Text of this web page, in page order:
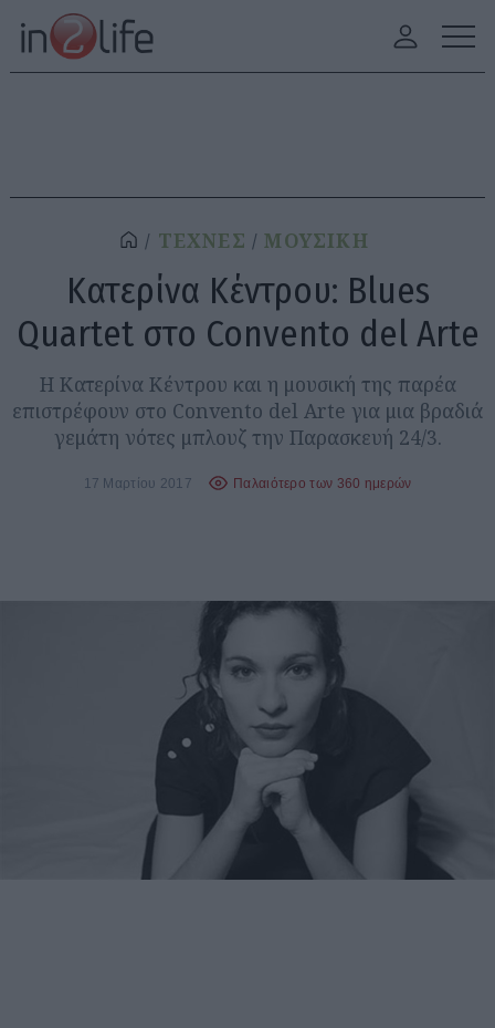
ΤΕΧΝΕΣ ΜΟΥΣΙΚΗ
Κατερίνα Κέντρου: Blues
Quartet στο Convento del Arte
Η Κατερίνα Κέντρου και η μουσική της παρέα
επιστρέφουν στο Convento del Arte για μια βραδιά
γεμάτη νότες μπλουζ την Παρασκευή 24/3.
17 Μαρτίου 2017 Παλαιότερο των 360 ημερών